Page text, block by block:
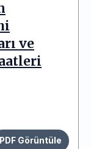
ve
PDF Görüntüle